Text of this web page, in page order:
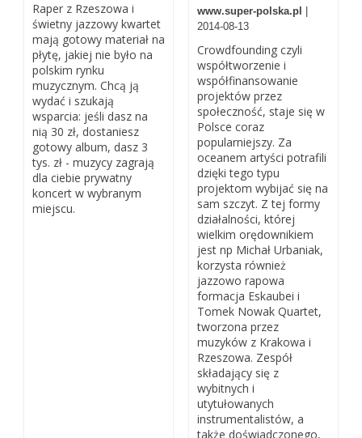
Raper z Rzeszowa i
świetny jazzowy kwartet
mają gotowy materiał na
płytę, jakiej nie było na
polskim rynku
muzycznym. Chcą ją
wydać i szukają
wsparcia: jeśli dasz na
nią 30 zł, dostaniesz
gotowy album, dasz 3
tys. zł - muzycy zagrają
dla ciebie prywatny
koncert w wybranym
miejscu.
www.super-polska.pl
2014-08-13
Crowdfounding czyli
współtworzenie i
współfinansowanie
projektów przez
społeczność, staje się w
Polsce coraz
popularniejszy. Za
oceanem artyści potrafili
dzięki tego typu
projektom wybijać się na
sam szczyt. Z tej formy
działalności, której
wielkim orędownikiem
jest np Michał Urbaniak,
korzysta również
jazzowo rapowa
formacja Eskaubei i
Tomek Nowak Quartet,
tworzona przez
muzyków z Krakowa i
Rzeszowa. Zespół
składający się z
wybitnych i
utytułowanych
instrumentalistów, a
także doświadczonego,